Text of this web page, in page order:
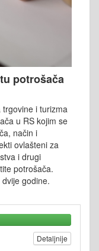
potrošača
i turizma
u RS kojim se
način i
ovlašteni za
i drugi
potrošača.
godine.
Detaljnije